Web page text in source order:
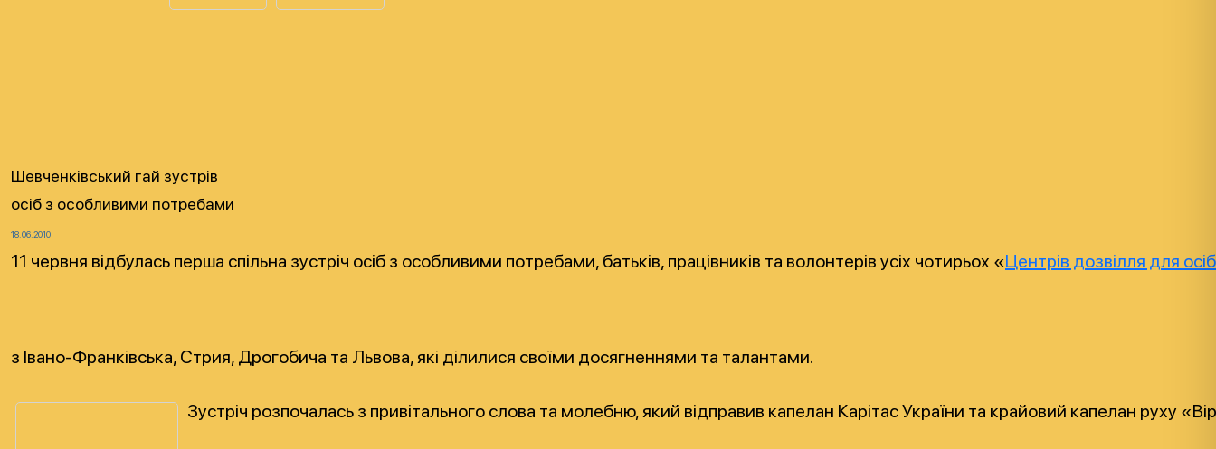
Шевченківський гай зустрів
осіб з особливими потребами
18.06.2010
11 червня відбулась перша спільна зустріч осіб з особливими потребами, батьків, працівників та волонтерів усіх чотирьох «Центрів дозвілля для
з Івано-Франківська, Стрия, Дрогобича та Львова, які ділилися своїми досягненнями та талантами.
Зустріч розпочалась з привітального слова та молебню, який відправив капелан Карітас України та крайовий капелан